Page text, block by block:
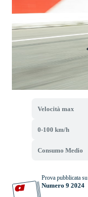
Velocità max
0-100 km/h
Consumo Medio
Prova pubblicata su
Numero 9 2024